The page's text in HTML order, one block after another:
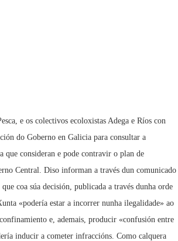
e os colectivos ecoloxistas Adega e Ríos con
do Goberno en Galicia para consultar a
que consideran e pode contravir o plan de
Central. Diso informan a través dun comunicado
coa súa decisión, publicada a través dunha orde
«podería estar a incorrer nunha ilegalidade» ao
e, ademais, producir «confusión entre
inducir a cometer infraccións. Como calquera